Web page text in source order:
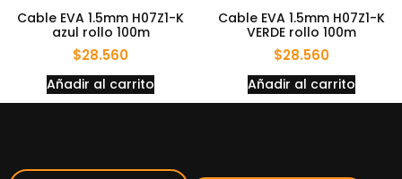
Cable EVA 1.5mm H07Z1-K
azul rollo 100m
$28.560
Añadir al carrito
Cable EVA 1.5mm H07Z1-K
VERDE rollo 100m
$28.560
Añadir al carrito